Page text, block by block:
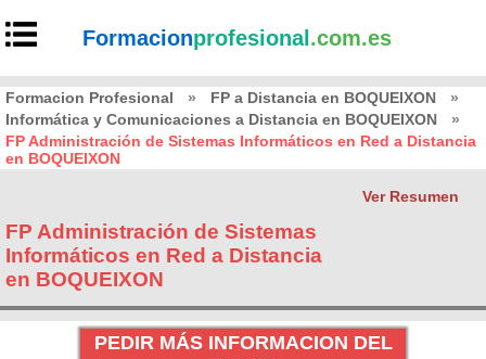
Formacionprofesional .com.es
Formacion Profesional » FP a Distancia en BOQUEIXON
»
Informática y Comunicaciones a Distancia en BOQUEIXON
»
FP Administración de Sistemas Informáticos en Red a Distancia
en BOQUEIXON
Ver Resumen
FP Administración de Sistemas
Informáticos en Red a Distancia
en BOQUEIXON
PEDIR MÁS INFORMACION DEL